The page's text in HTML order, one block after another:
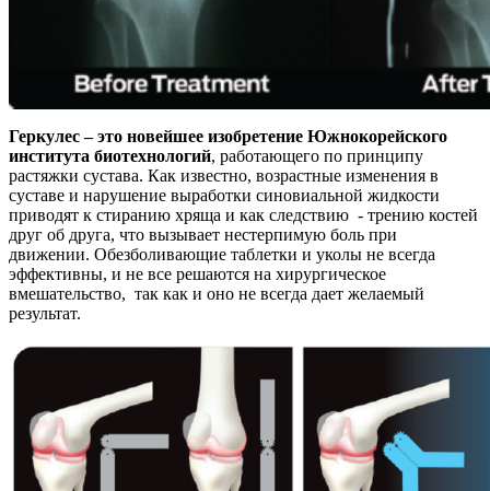
Геркулес – это новейшее изобретение Южнокорейского
института биотехнологий, работающего по принципу
растяжки сустава. Как известно, возрастные изменения в
суставе и нарушение выработки синовиальной жидкости
приводят к стиранию хряща и как следствию - трению костей
друг об друга, что вызывает нестерпимую боль при
движении. Обезболивающие таблетки и уколы не всегда
эффективны, и не все решаются на хирургическое
вмешательство, так как и оно не всегда дает желаемый
результат.